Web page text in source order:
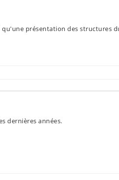
présentation des structures
dernières années.